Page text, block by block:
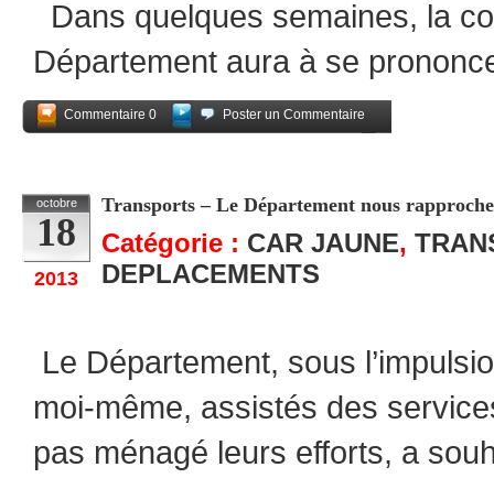
Dans quelques semaines, la
Département aura à se
Commentaire 0
Poster un Commentaire
octobre
18
2013
Transports – Le Département nous
Catégorie : CAR JAUNE,
DEPLACEMENTS
Le Département, sous
moi-même, assistés des
pas ménagé leurs efforts, a